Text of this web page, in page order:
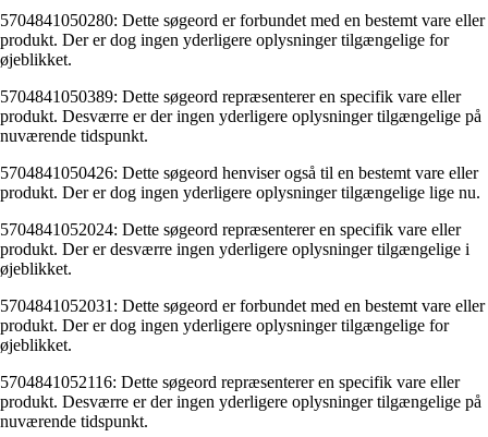
5704841050280: Dette søgeord er forbundet med en bestemt vare eller
produkt. Der er dog ingen yderligere oplysninger tilgængelige for
øjeblikket.
5704841050389: Dette søgeord repræsenterer en specifik vare eller
produkt. Desværre er der ingen yderligere oplysninger tilgængelige på
nuværende tidspunkt.
5704841050426: Dette søgeord henviser også til en bestemt vare eller
produkt. Der er dog ingen yderligere oplysninger tilgængelige lige nu.
5704841052024: Dette søgeord repræsenterer en specifik vare eller
produkt. Der er desværre ingen yderligere oplysninger tilgængelige i
øjeblikket.
5704841052031: Dette søgeord er forbundet med en bestemt vare eller
produkt. Der er dog ingen yderligere oplysninger tilgængelige for
øjeblikket.
5704841052116: Dette søgeord repræsenterer en specifik vare eller
produkt. Desværre er der ingen yderligere oplysninger tilgængelige på
nuværende tidspunkt.